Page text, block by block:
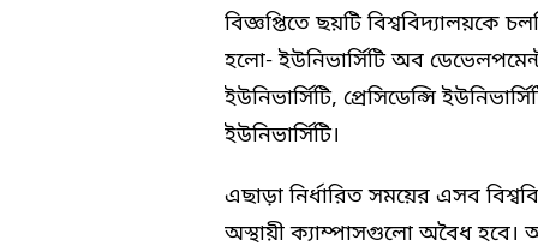
বিজ্ঞপ্তিতে ছয়টি বিশ্ববিদ্যালয়কে
হলো- ইউনিভার্সিটি অব
ইউনিভার্সিটি, প্রেসিডেন্সি
ইউনিভার্সিটি।
এছাড়া নির্ধারিত সময়ের এসব
অস্থায়ী ক্যাম্পাসগুলো অবৈধ হবে।